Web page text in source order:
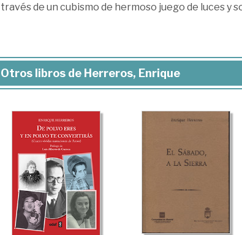
través de un cubismo de hermoso juego de luces y
Otros libros de Herreros, Enrique